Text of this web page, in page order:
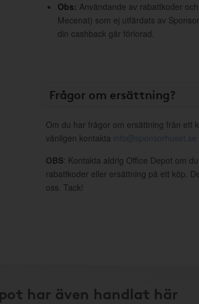
Obs: Användande av rabattkoder
Mecenat) som ej utfärdats av
din cashback går förlorad.
Frågor om ersättning?
Om du har frågor om ersättning från ett
vänligen kontakta info@sponsorhuset.se
OBS: Kontakta aldrig Office Depot om
rabattkoder eller ersättning på ett köp.
oss. Tack!
har även handlat här